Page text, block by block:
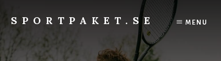
content
SPORTPAKET.SE MENU